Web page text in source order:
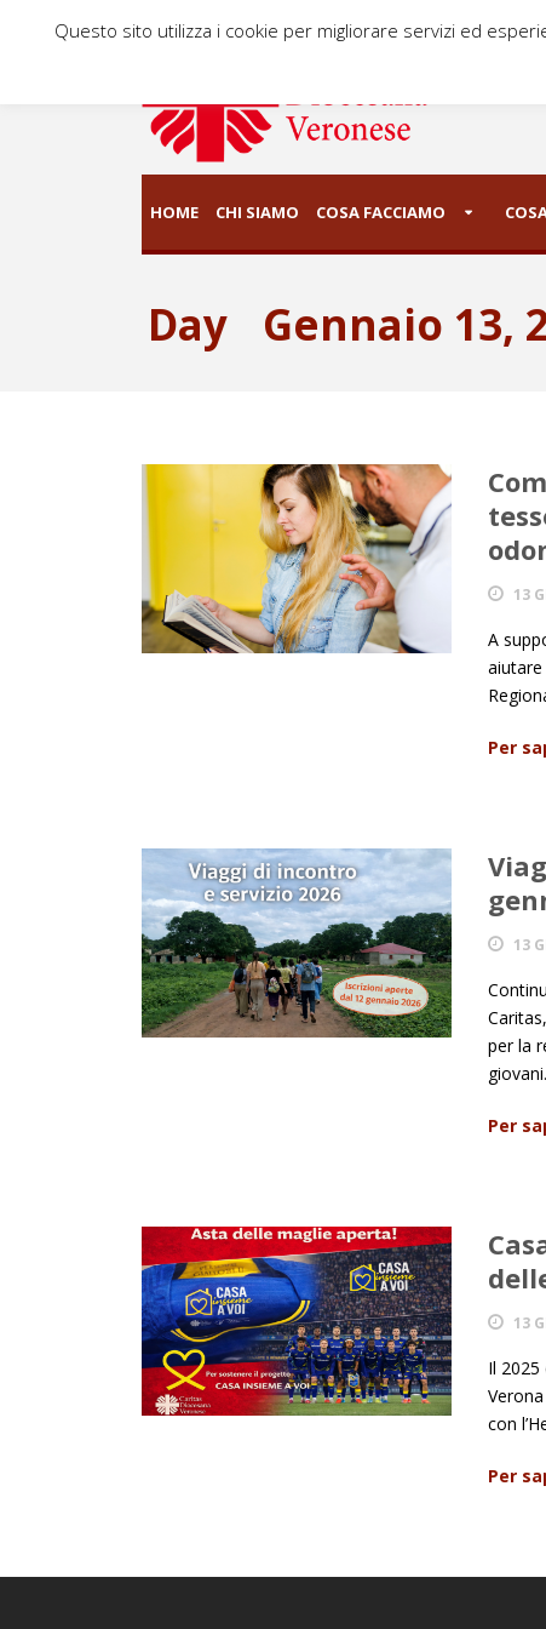
HOME CHI SIAMO COSA FACCIAMO
Day Gennaio 13,
13
A
Per
13
per la
Per
13
Il 2025
con
Per
Questo sito utilizza i cookie per migliorare servizi ed